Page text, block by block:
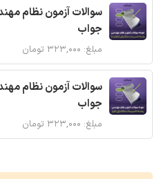
سوالات آزمون نظام
جواب
مبلغ: ۳۲۳,۰۰۰ تومان
سوالات آزمون نظام
جواب
مبلغ: ۳۲۳,۰۰۰ تومان